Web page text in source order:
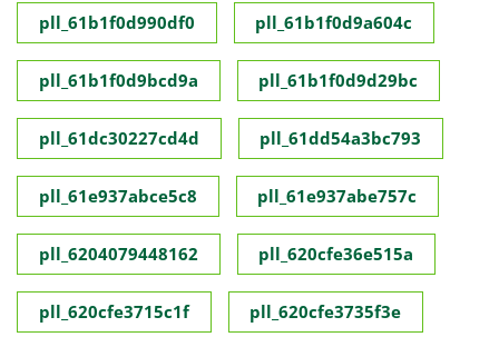
pll_61b1f0d990df0 pll_61b1f0d9a604c
pll_61b1f0d9bcd9a pll_61b1f0d9d29bc
pll_61dc30227cd4d pll_61dd54a3bc793
pll_61e937abce5c8 pll_61e937abe757c
pll_6204079448162 pll_620cfe36e515a
pll_620cfe3715c1f pll_620cfe3735f3e